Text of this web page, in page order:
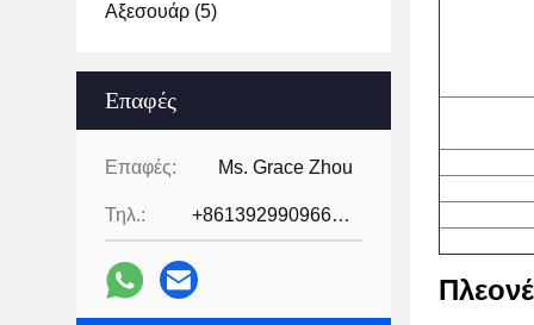
Αξεσουάρ (5)
Επαφές
Επαφές: Ms. Grace Zhou
Τηλ.: +8613929909663--13690711186